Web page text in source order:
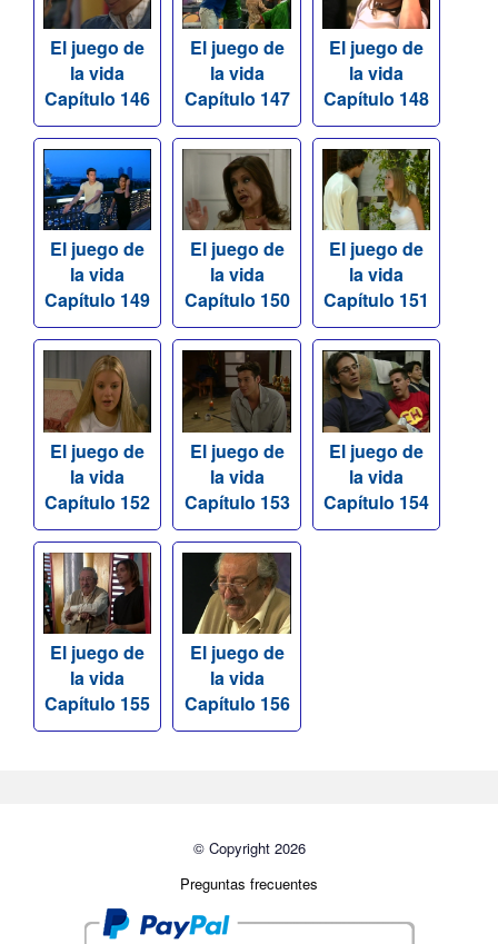
El juego de
la vida
Capítulo 146
El juego de
la vida
Capítulo 147
El juego de
la vida
Capítulo 148
El juego de
la vida
Capítulo 149
El juego de
la vida
Capítulo 150
El juego de
la vida
Capítulo 151
El juego de
la vida
Capítulo 152
El juego de
la vida
Capítulo 153
El juego de
la vida
Capítulo 154
El juego de
la vida
Capítulo 155
El juego de
la vida
Capítulo 156
© Copyright 2026
Preguntas frecuentes